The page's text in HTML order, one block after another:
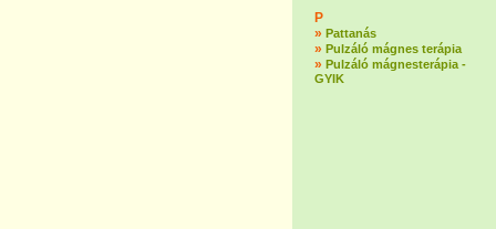
P
» Pattanás
» Pulzáló mágnes terápia
» Pulzáló mágnesterápia -
GYIK